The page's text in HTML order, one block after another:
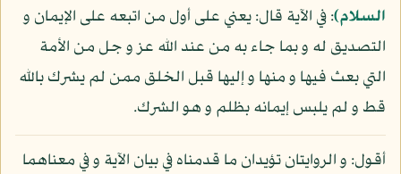
السلام): في الآية قال: يعني على أول من اتبعه على الإيمان و
التصديق له و بما جاء به من عند الله عز و جل من الأمة
التي بعث فيها و منها و إليها قبل الخلق ممن لم يشرك بالله
قط و لم يلبس إيمانه بظلم و هو الشرك.
أقول: و الروايتان تؤيدان ما قدمناه في بيان الآية و في معناهما